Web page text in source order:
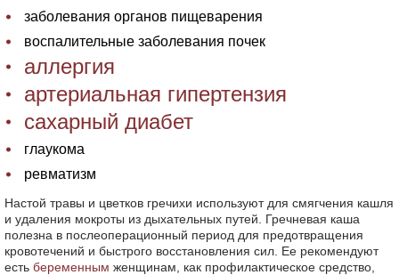
заболевания органов пищеварения
воспалительные заболевания почек
аллергия
артериальная гипертензия
сахарный диабет
глаукома
ревматизм
Настой травы и цветков гречихи используют для смягчения кашля
и удаления мокроты из дыхательных путей. Гречневая каша
полезна в послеоперационный период для предотвращения
кровотечений и быстрого восстановления сил. Ее рекомендуют
есть беременным женщинам, как профилактическое средство,